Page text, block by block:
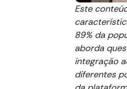
Este
89% da
aborda
integração
diferentes